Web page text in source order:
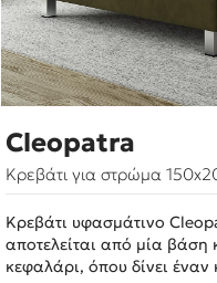
Cleopatra
Κρεβάτι για στρώμα
Κρεβάτι υφασμάτινο
αποτελείται από μία βάση
κεφαλάρι, όπου δίνει